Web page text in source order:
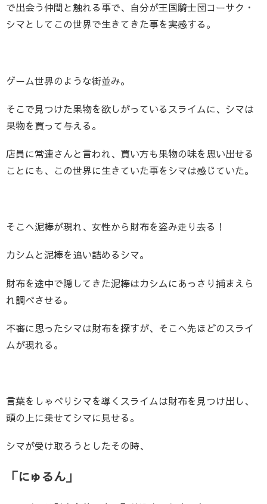
で出会う仲間と触れる事で、自分が王国騎士団コーサク・
シマとしてこの世界で生きてきた事を実感する。
ゲーム世界のような街並み。
そこで見つけた果物を欲しがっているスライムに、シマは
果物を買って与える。
店員に常連さんと言われ、買い方も果物の味を思い出せる
ことにも、この世界に生きていた事をシマは感じていた。
そこへ泥棒が現れ、女性から財布を盗み走り去る！
カシムと泥棒を追い詰めるシマ。
財布を途中で隠してきた泥棒はカシムにあっさり捕まえら
れ調べさせる。
不審に思ったシマは財布を探すが、そこへ先ほどのスライ
ムが現れる。
言葉をしゃべりシマを導くスライムは財布を見つけ出し、
頭の上に乗せてシマに見せる。
シマが受け取ろうとしたその時、
「にゅるん」